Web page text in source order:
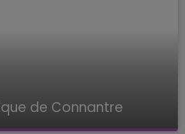
de Connantre
de Connantre